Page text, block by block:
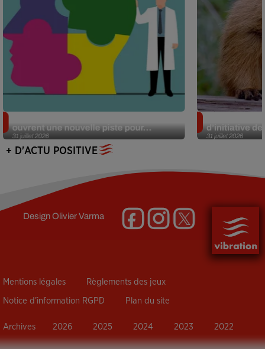
31 juillet 2026
ouvrent une nouvelle piste pour...
31 juillet 2026
d’initiative
+ D'ACTU POSITIVE
DesignOlivier Varma
Mentions légales Règlements des jeux
Notice d’information RGPD Plan du site
Archives 2026 2025 2024 2023 2022